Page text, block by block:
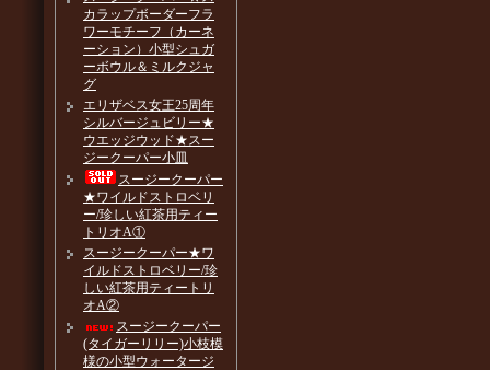
カラップボーダーフラ
ワーモチーフ（カーネ
ーション）小型シュガ
ーボウル＆ミルクジャ
グ
エリザベス女王25周年
シルバージュビリー★
ウエッジウッド★スー
ジークーパー小皿
スージークーパー
★ワイルドストロベリ
ー/珍しい紅茶用ティー
トリオA①
スージークーパー★ワ
イルドストロベリー/珍
しい紅茶用ティートリ
オA②
スージークーパー
(タイガーリリー)小枝模
様の小型ウォータージ